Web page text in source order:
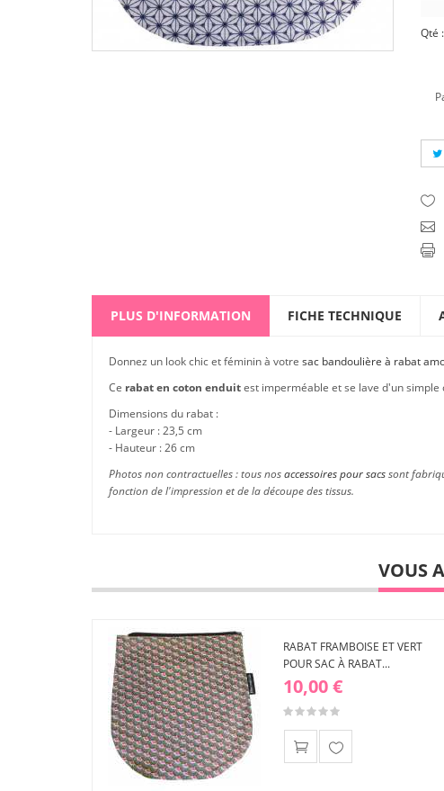
Qté :
PLUS D'INFORMATION FICHE TECHNIQUE
Donnez un look chic et féminin à votre sac bandoulière à rabat
Ce rabat en coton enduitest imperméable et se lave d'un simple
Dimensions du rabat :
- Largeur : 23,5 cm
- Hauteur : 26 cm
Photos non contractuelles : tous nosaccessoires pour sacssont
fonction de l'impression et de la découpe des tissus.
VOUS
RABAT FRAMBOISE ET VERT
POUR SAC À RABAT...
10,00 €